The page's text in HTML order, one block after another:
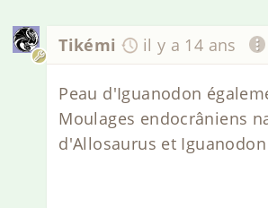
Tikémi il y a 14 ans
Peau d'Iguanodon
Moulages endocrâniens
d'Allosaurus et Iguanodon